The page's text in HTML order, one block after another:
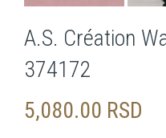
A.S. Création
374172
5,080.00 RSD